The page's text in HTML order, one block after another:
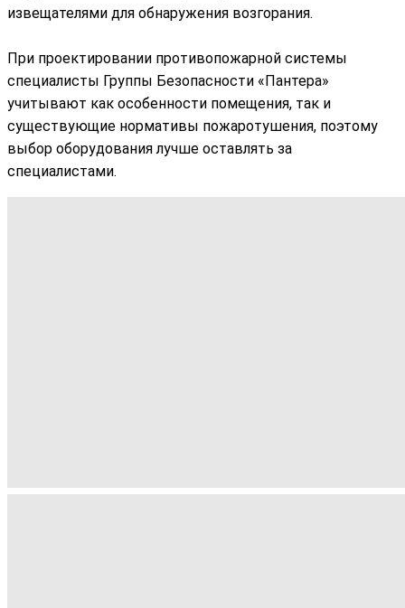
извещателями для обнаружения возгорания.
При проектировании противопожарной системы
специалисты Группы Безопасности «Пантера»
учитывают как особенности помещения, так и
существующие нормативы пожаротушения, поэтому
выбор оборудования лучше оставлять за
специалистами.